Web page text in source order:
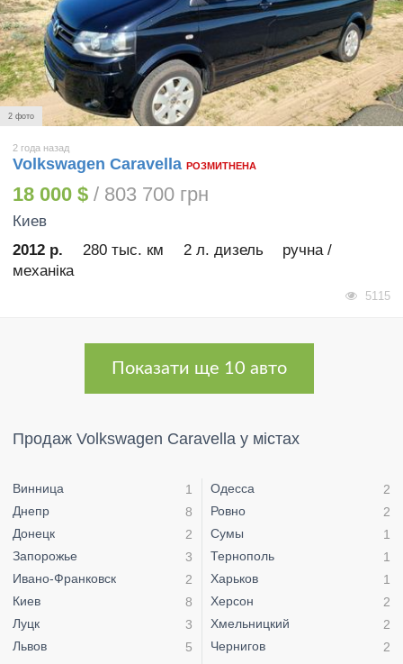
2 фото
2 года назад
Volkswagen Caravella РОЗМИТНЕНА
18 000 $ / 803 700 грн
Киев
2012 р.
280 тыс. км 2 л. дизель
ручна /
механіка
5115
Показати ще 10 авто
Продаж Volkswagen Caravella у містах
Винница
1
Днепр
8
Донецк
2
Запорожье
3
Ивано-Франковск
2
Киев
8
Луцк
3
Львов
5
Одесса
2
Ровно
2
Сумы
1
Тернополь
1
Харьков
1
Херсон
2
Хмельницкий
2
Чернигов
2